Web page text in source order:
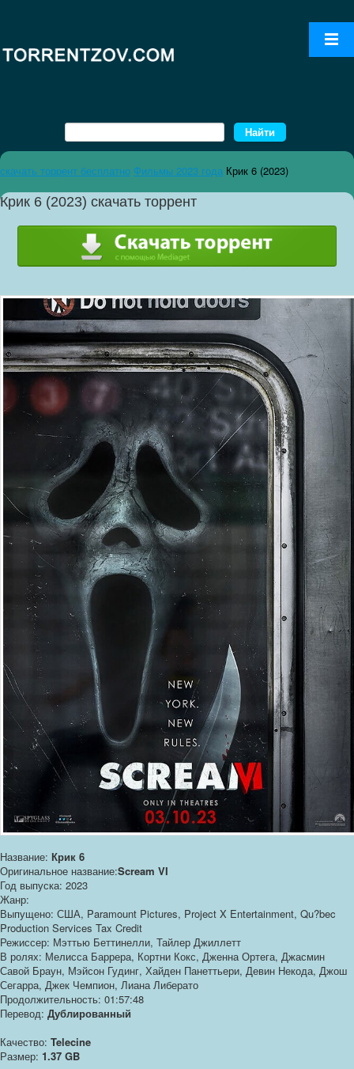
скачать торрент бесплатно Фильмы 2023 года Крик 6 (2023)
Крик 6 (2023) скачать торрент
Название: Крик 6
Оригинальное название:Scream VI
Год выпуска: 2023
Жанр:
Выпущено: США, Paramount Pictures, Project X Entertainment, Qu?bec
Production Services Tax Credit
Режиссер: Мэттью Беттинелли, Тайлер Джиллетт
В ролях: Мелисса Баррера, Кортни Кокс, Дженна Ортега, Джасмин
Савой Браун, Мэйсон Гудинг, Хайден Панеттьери, Девин Некода, Джош
Сегарра, Джек Чемпион, Лиана Либерато
Продолжительность: 01:57:48
Перевод: Дублированный
Качество: Telecine
Размер: 1.37 GB